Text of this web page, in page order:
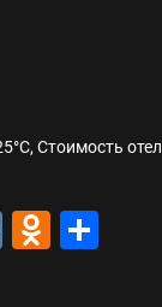
техники,
оград и
Стоимость
VK